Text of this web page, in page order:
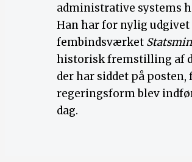
administrative systems
Han har for nylig udgivet
fembindsværket
historisk fremstilling af
der har siddet på posten,
regeringsform blev
dag.